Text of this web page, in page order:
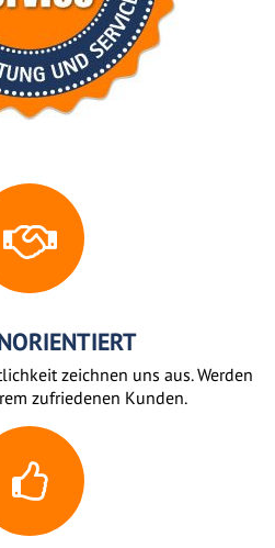
zeichnen uns aus. Werden
zufriedenen Kunden.